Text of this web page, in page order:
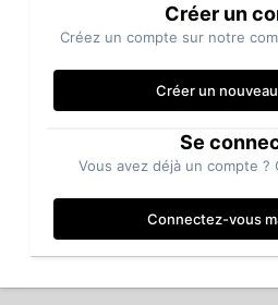
Créer un
Créez un compte sur notre
Créer un
Se
Vous avez déjà un compte ?
Connectez-vous